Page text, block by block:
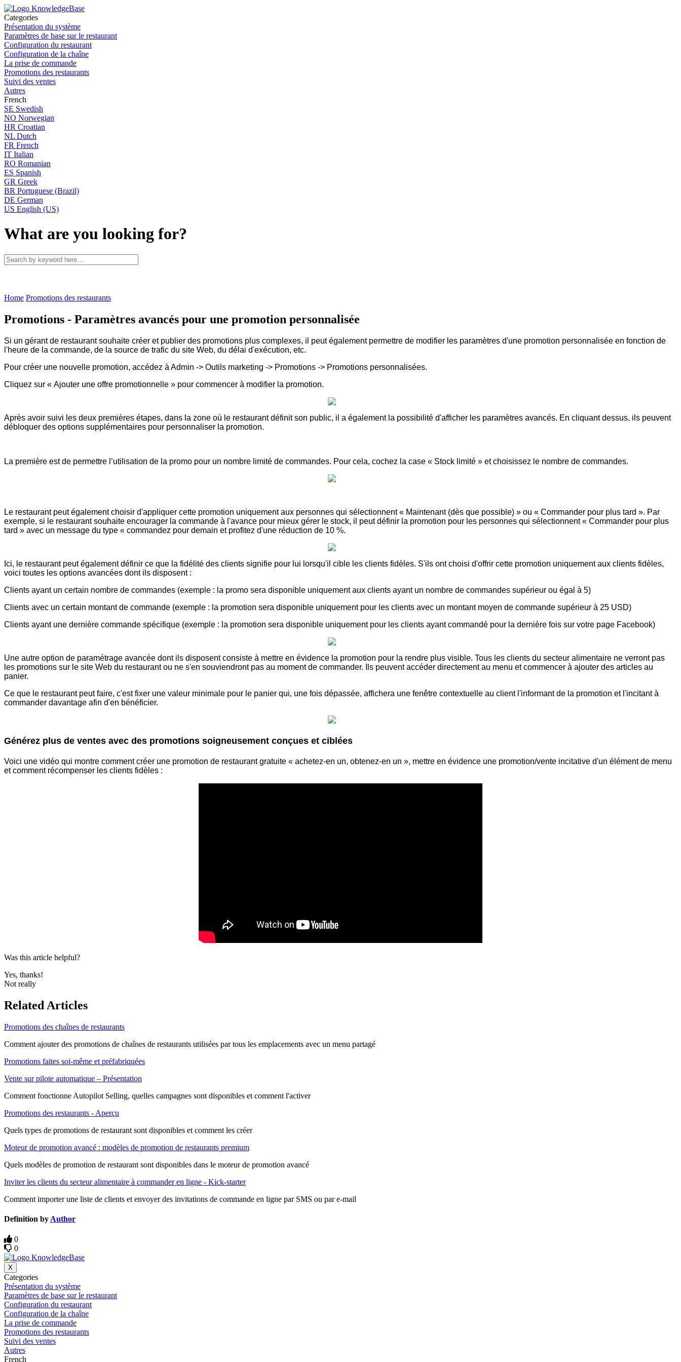
Categories
Présentation du système
Paramètres de base sur le restaurant
Configuration du restaurant
Configuration de la chaîne
La prise de commande
Promotions des restaurants
Suivi des ventes
Autres
French
SE Swedish
NO Norwegian
HR Croatian
NL Dutch
FR French
IT Italian
RO Romanian
ES Spanish
GR Greek
BR Portuguese (Brazil)
DE German
US English (US)
What are you looking for?
Home Promotions des restaurants
Promotions - Paramètres avancés pour une promotion personnalisée
Si un gérant de restaurant souhaite créer et publier des promotions plus complexes, il peut également permettre de modifier les paramètres d'une promotion personnalisée en fonction de
l'heure de la commande, de la source de trafic du site Web, du délai d'exécution, etc.
Pour créer une nouvelle promotion, accédez à Admin -> Outils marketing -> Promotions -> Promotions personnalisées.
Cliquez sur « Ajouter une offre promotionnelle » pour commencer à modifier la promotion.
Après avoir suivi les deux premières étapes, dans la zone où le restaurant définit son public, il a également la possibilité d'afficher les paramètres avancés. En cliquant dessus, ils peuvent
débloquer des options supplémentaires pour personnaliser la promotion.
La première est de permettre l’utilisation de la promo pour un nombre limité de commandes. Pour cela, cochez la case « Stock limité » et choisissez le nombre de commandes.
Le restaurant peut également choisir d'appliquer cette promotion uniquement aux personnes qui sélectionnent « Maintenant (dès que possible) » ou « Commander pour plus tard ». Par
exemple, si le restaurant souhaite encourager la commande à l'avance pour mieux gérer le stock, il peut définir la promotion pour les personnes qui sélectionnent « Commander pour plus
tard » avec un message du type « commandez pour demain et profitez d'une réduction de 10 %.
Ici, le restaurant peut également définir ce que la fidélité des clients signifie pour lui lorsqu'il cible les clients fidèles. S'ils ont choisi d'offrir cette promotion uniquement aux clients fidèles,
voici toutes les options avancées dont ils disposent :
Clients ayant un certain nombre de commandes (exemple : la promo sera disponible uniquement aux clients ayant un nombre de commandes supérieur ou égal à 5)
Clients avec un certain montant de commande (exemple : la promotion sera disponible uniquement pour les clients avec un montant moyen de commande supérieur à 25 USD)
Clients ayant une dernière commande spécifique (exemple : la promotion sera disponible uniquement pour les clients ayant commandé pour la dernière fois sur votre page Facebook)
Une autre option de paramétrage avancée dont ils disposent consiste à mettre en évidence la promotion pour la rendre plus visible. Tous les clients du secteur alimentaire ne verront pas
les promotions sur le site Web du restaurant ou ne s'en souviendront pas au moment de commander. Ils peuvent accéder directement au menu et commencer à ajouter des articles au
panier.
Ce que le restaurant peut faire, c'est fixer une valeur minimale pour le panier qui, une fois dépassée, affichera une fenêtre contextuelle au client l'informant de la promotion et l'incitant à
commander davantage afin d'en bénéficier.
Générez plus de ventes avec des promotions soigneusement conçues et ciblées
Voici une vidéo qui montre commentcréer une promotion de restaurant gratuite « achetez-en un, obtenez-en un », mettre en évidence une promotion/vente incitative d'un élément de menu
et comment récompenser les clients fidèles :
Was this article helpful?
Yes, thanks!
Not really
Related Articles
Promotions des chaînes de restaurants
Comment ajouter des promotions de chaînes de restaurants utilisées par tous les emplacements avec un menu partagé
Promotions faites soi-même et préfabriquées
Vente sur pilote automatique – Présentation
Comment fonctionne Autopilot Selling, quelles campagnes sont disponibles et comment l'activer
Promotions des restaurants - Aperçu
Quels types de promotions de restaurant sont disponibles et comment les créer
Moteur de promotion avancé : modèles de promotion de restaurants premium
Quels modèles de promotion de restaurant sont disponibles dans le moteur de promotion avancé
Inviter les clients du secteur alimentaire à commander en ligne - Kick-starter
Comment importer une liste de clients et envoyer des invitations de commande en ligne par SMS ou par e-mail
Definition by Author
0
0
X
Categories
Présentation du système
Paramètres de base sur le restaurant
Configuration du restaurant
Configuration de la chaîne
La prise de commande
Promotions des restaurants
Suivi des ventes
Autres
French